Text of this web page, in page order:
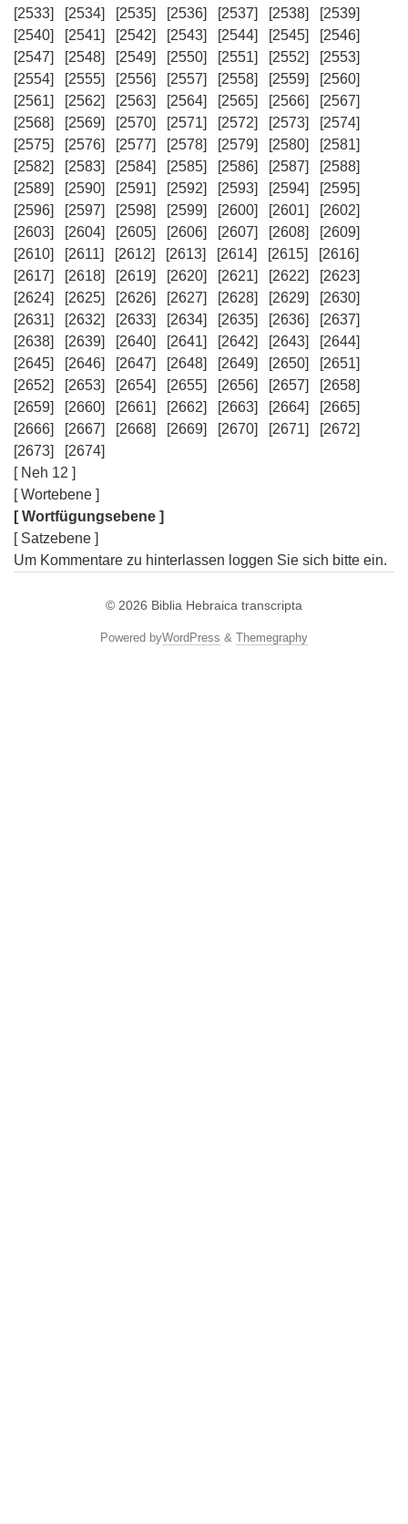
[2533]
[2534] [2535] [2536] [2537] [2538]
[2539]
[2540]
[2541] [2542] [2543] [2544] [2545]
[2546]
[2547]
[2548] [2549] [2550] [2551] [2552]
[2553]
[2554]
[2555] [2556] [2557] [2558] [2559]
[2560]
[2561]
[2562] [2563] [2564] [2565] [2566]
[2567]
[2568]
[2569] [2570] [2571] [2572] [2573]
[2574]
[2575]
[2576] [2577] [2578] [2579] [2580]
[2581]
[2582]
[2583] [2584] [2585] [2586] [2587]
[2588]
[2589]
[2590] [2591] [2592] [2593] [2594]
[2595]
[2596]
[2597] [2598] [2599] [2600] [2601]
[2602]
[2603]
[2604] [2605] [2606] [2607] [2608]
[2609]
[2610]
[2611] [2612] [2613] [2614] [2615]
[2616]
[2617]
[2618] [2619] [2620] [2621] [2622]
[2623]
[2624]
[2625] [2626] [2627] [2628] [2629]
[2630]
[2631]
[2632] [2633] [2634] [2635] [2636]
[2637]
[2638]
[2639] [2640] [2641] [2642] [2643]
[2644]
[2645]
[2646] [2647] [2648] [2649] [2650]
[2651]
[2652]
[2653] [2654] [2655] [2656] [2657]
[2658]
[2659]
[2660] [2661] [2662] [2663] [2664]
[2665]
[2666]
[2667] [2668] [2669] [2670] [2671]
[2672]
[2673]
[2674]
[ Neh 12 ]
[ Wortebene ]
[ Wortfügungsebene ]
[ Satzebene ]
Um Kommentare zu hinterlassen loggen Sie sich bitte ein.
© 2026 Biblia Hebraica transcripta
Powered byWordPress & Themegraphy